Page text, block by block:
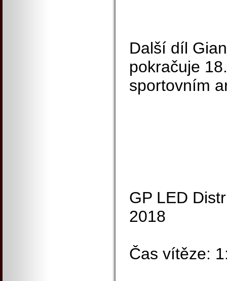
Další díl
pokračuje
sportovním
GP LED
2018
Čas vítěze: